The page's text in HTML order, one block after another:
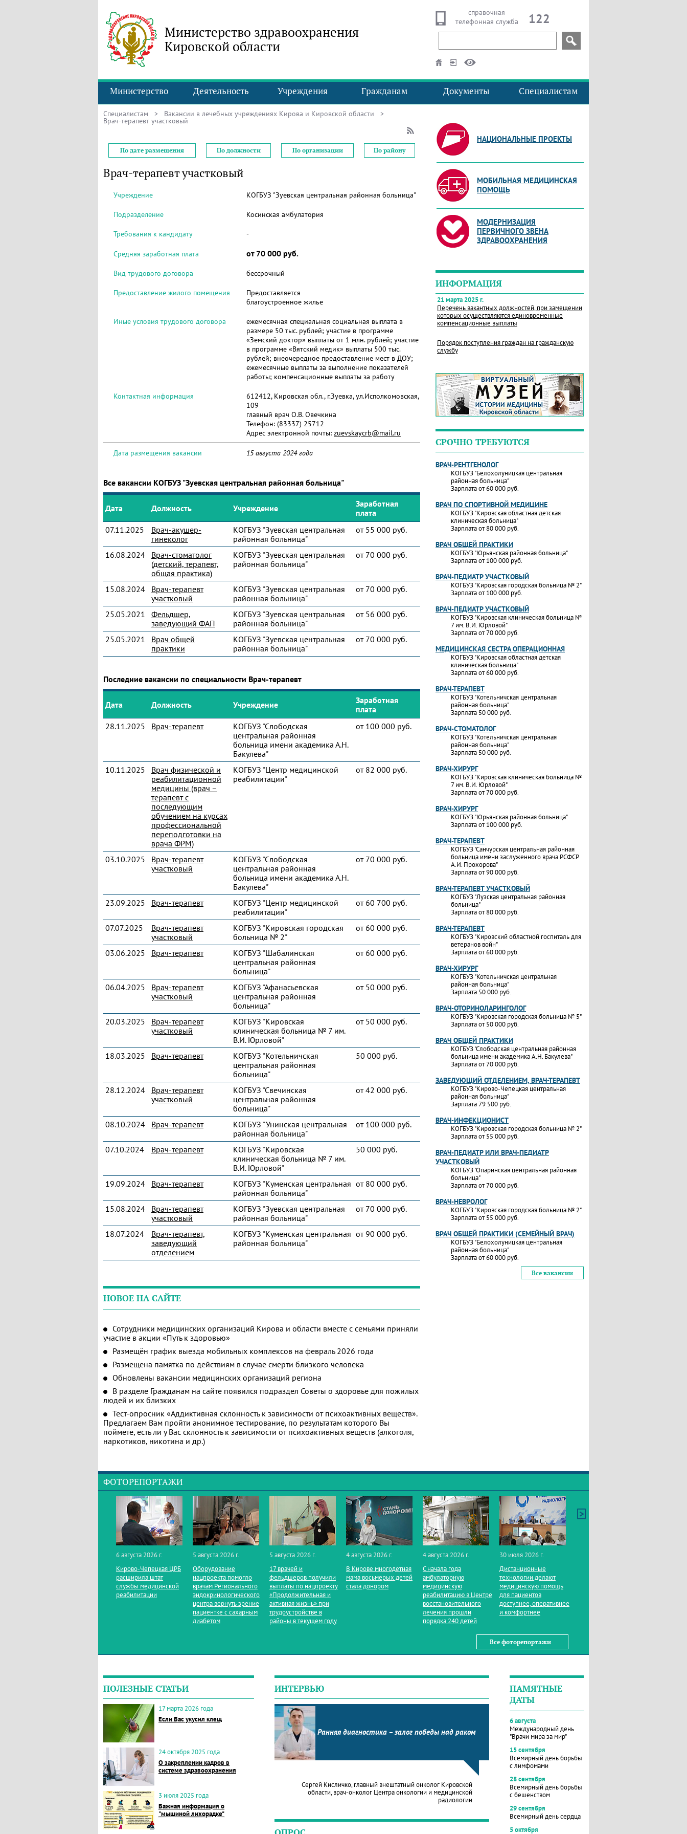
Министерство здравоохранения
Кировской области
справочная
телефонная служба
122
Министерство Деятельность Учреждения Гражданам Документы Специалистам
Специалистам > Вакансии в лечебных учреждениях Кирова и Кировской области >
Врач-терапевт участковый
По дате размещения По должности По организации По району
Врач-терапевт участковый
Учреждение КОГБУЗ "Зуевская центральная районная больница"
Подразделение Косинская амбулатория
Требования к кандидату -
Средняя заработная плата от 70 000 руб.
Вид трудового договора бессрочный
Предоставление жилого помещения
Предоставляется
благоустроенное жилье
Иные условия трудового договора
ежемесячная специальная социальная выплата в
размере 50 тыс. рублей; участие в программе
«Земский доктор» выплаты от 1 млн. рублей; участие
в программе «Вятский медик» выплаты 500 тыс.
рублей; внеочередное предоставление мест в ДОУ;
ежемесячные выплаты за выполнение показателей
работы; компенсационные выплаты за работу
Контактная информация
612412, Кировская обл., г.Зуевка, ул.Исполкомовская,
109
главный врач О.В. Овечкина
Телефон: (83337) 25712
Адрес электронной почты: zuevskaycrb@mail.ru
Дата размещения вакансии 15 августа 2024 года
Все вакансии КОГБУЗ "Зуевская центральная районная больница"
Дата Должность Учреждение
Заработная
плата
07.11.2025
Врач-акушер-
гинеколог
КОГБУЗ "Зуевская центральная
районная больница"
от 55 000 руб.
16.08.2024
Врач-стоматолог
(детский, терапевт,
общая практика)
КОГБУЗ "Зуевская центральная
районная больница"
от 70 000 руб.
15.08.2024
Врач-терапевт
участковый
КОГБУЗ "Зуевская центральная
районная больница"
от 70 000 руб.
25.05.2021
Фельдшер,
заведующий ФАП
КОГБУЗ "Зуевская центральная
районная больница"
от 56 000 руб.
25.05.2021
Врач общей
практики
КОГБУЗ "Зуевская центральная
районная больница"
от 70 000 руб.
Последние вакансии по специальности Врач-терапевт
Дата Должность Учреждение
Заработная
плата
28.11.2025
Врач-терапевт
КОГБУЗ "Слободская
центральная районная
больница имени академика А.Н.
Бакулева"
от 100 000 руб.
10.11.2025
Врач физической и
реабилитационной
медицины (врач –
терапевт с
последующим
обучением на курсах
профессиональной
переподготовки на
врача ФРМ)
КОГБУЗ "Центр медицинской
реабилитации"
от 82 000 руб.
03.10.2025
Врач-терапевт
участковый
КОГБУЗ "Слободская
центральная районная
больница имени академика А.Н.
Бакулева"
от 70 000 руб.
23.09.2025 Врач-терапевт
КОГБУЗ "Центр медицинской
реабилитации"
от 60 700 руб.
07.07.2025
Врач-терапевт
участковый
КОГБУЗ "Кировская городская
больница № 2"
от 60 000 руб.
03.06.2025 Врач-терапевт
КОГБУЗ "Шабалинская
центральная районная
больница"
от 60 000 руб.
06.04.2025
Врач-терапевт
участковый
КОГБУЗ "Афанасьевская
центральная районная
больница"
от 50 000 руб.
20.03.2025
Врач-терапевт
участковый
КОГБУЗ "Кировская
клиническая больница № 7 им.
В.И. Юрловой"
от 50 000 руб.
18.03.2025 Врач-терапевт
КОГБУЗ "Котельничская
центральная районная
больница"
50 000 руб.
28.12.2024
Врач-терапевт
участковый
КОГБУЗ "Свечинская
центральная районная
больница"
от 42 000 руб.
08.10.2024 Врач-терапевт
КОГБУЗ "Унинская центральная
районная больница"
от 100 000 руб.
07.10.2024 Врач-терапевт
КОГБУЗ "Кировская
клиническая больница № 7 им.
В.И. Юрловой"
50 000 руб.
19.09.2024 Врач-терапевт
КОГБУЗ "Куменская центральная
районная больница"
от 80 000 руб.
15.08.2024
Врач-терапевт
участковый
КОГБУЗ "Зуевская центральная
районная больница"
от 70 000 руб.
18.07.2024
Врач-терапевт,
заведующий
отделением
КОГБУЗ "Куменская центральная
районная больница"
от 90 000 руб.
НОВОЕ НА САЙТЕ
Сотрудники медицинских организаций Кирова и области вместе с семьями приняли
участие в акции «Путь к здоровью»
Размещён график выезда мобильных комплексов на февраль 2026 года
Размещена памятка по действиям в случае смерти близкого человека
Обновлены вакансии медицинских организаций региона
В разделе Гражданам на сайте появился подраздел Советы о здоровье для пожилых
людей и их близких
Тест-опросник «Аддиктивная склонность к зависимости от психоактивных веществ».
Предлагаем Вам пройти анонимное тестирование, по результатам которого Вы
поймете, есть ли у Вас склонность к зависимости от психоактивных веществ (алкоголя,
наркотиков, никотина и др.)
НАЦИОНАЛЬНЫЕ ПРОЕКТЫ
МОБИЛЬНАЯ МЕДИЦИНСКАЯ
ПОМОЩЬ
МОДЕРНИЗАЦИЯ
ПЕРВИЧНОГО ЗВЕНА
ЗДРАВООХРАНЕНИЯ
ИНФОРМАЦИЯ
21 марта 2025 г.
Перечень вакантных должностей, при замещении
которых осуществляются единовременные
компенсационные выплаты
Порядок поступления граждан на гражданскую
службу
СРОЧНО ТРЕБУЮТСЯ
ВРАЧ-РЕНТГЕНОЛОГ
КОГБУЗ "Белохолуницкая центральная
районная больница"
Зарплата от 60 000 руб.
ВРАЧ ПО СПОРТИВНОЙ МЕДИЦИНЕ
КОГБУЗ "Кировская областная детская
клиническая больница"
Зарплата от 80 000 руб.
ВРАЧ ОБЩЕЙ ПРАКТИКИ
КОГБУЗ "Юрьянская районная больница"
Зарплата от 100 000 руб.
ВРАЧ-ПЕДИАТР УЧАСТКОВЫЙ
КОГБУЗ "Кировская городская больница № 2"
Зарплата от 100 000 руб.
ВРАЧ-ПЕДИАТР УЧАСТКОВЫЙ
КОГБУЗ "Кировская клиническая больница №
7 им. В.И. Юрловой"
Зарплата от 70 000 руб.
МЕДИЦИНСКАЯ СЕСТРА ОПЕРАЦИОННАЯ
КОГБУЗ "Кировская областная детская
клиническая больница"
Зарплата от 60 000 руб.
ВРАЧ-ТЕРАПЕВТ
КОГБУЗ "Котельничская центральная
районная больница"
Зарплата 50 000 руб.
ВРАЧ-СТОМАТОЛОГ
КОГБУЗ "Котельничская центральная
районная больница"
Зарплата 50 000 руб.
ВРАЧ-ХИРУРГ
КОГБУЗ "Кировская клиническая больница №
7 им. В.И. Юрловой"
Зарплата от 70 000 руб.
ВРАЧ-ХИРУРГ
КОГБУЗ "Юрьянская районная больница"
Зарплата от 100 000 руб.
ВРАЧ-ТЕРАПЕВТ
КОГБУЗ "Санчурская центральная районная
больница имени заслуженного врача РСФСР
А.И. Прохорова"
Зарплата от 90 000 руб.
ВРАЧ-ТЕРАПЕВТ УЧАСТКОВЫЙ
КОГБУЗ "Лузская центральная районная
больница"
Зарплата от 80 000 руб.
ВРАЧ-ТЕРАПЕВТ
КОГБУЗ "Кировский областной госпиталь для
ветеранов войн"
Зарплата от 60 000 руб.
ВРАЧ-ХИРУРГ
КОГБУЗ "Котельничская центральная
районная больница"
Зарплата 50 000 руб.
ВРАЧ-ОТОРИНОЛАРИНГОЛОГ
КОГБУЗ "Кировская городская больница № 5"
Зарплата от 50 000 руб.
ВРАЧ ОБЩЕЙ ПРАКТИКИ
КОГБУЗ "Слободская центральная районная
больница имени академика А.Н. Бакулева"
Зарплата от 70 000 руб.
ЗАВЕДУЮЩИЙ ОТДЕЛЕНИЕМ, ВРАЧ-ТЕРАПЕВТ
КОГБУЗ "Кирово-Чепецкая центральная
районная больница"
Зарплата 79 500 руб.
ВРАЧ-ИНФЕКЦИОНИСТ
КОГБУЗ "Кировская городская больница № 2"
Зарплата от 55 000 руб.
ВРАЧ-ПЕДИАТР ИЛИ ВРАЧ-ПЕДИАТР
УЧАСТКОВЫЙ
КОГБУЗ "Опаринская центральная районная
больница"
Зарплата от 70 000 руб.
ВРАЧ-НЕВРОЛОГ
КОГБУЗ "Кировская городская больница № 2"
Зарплата от 55 000 руб.
ВРАЧ ОБЩЕЙ ПРАКТИКИ (СЕМЕЙНЫЙ ВРАЧ)
КОГБУЗ "Белохолуницкая центральная
районная больница"
Зарплата от 60 000 руб.
Все вакансии
ФОТОРЕПОРТАЖИ
6 августа 2026 г.
Кирово‑Чепецкая ЦРБ
расширила штат
службы медицинской
реабилитации
5 августа 2026 г.
Оборудование
нацпроекта помогло
врачам Регионального
эндокринологического
центра вернуть зрение
пациентке с сахарным
диабетом
5 августа 2026 г.
17 врачей и
фельдшеров получили
выплаты по нацпроекту
«Продолжительная и
активная жизнь» при
трудоустройстве в
районы в текущем году
4 августа 2026 г.
В Кирове многодетная
мама восьмерых детей
стала донором
4 августа 2026 г.
С начала года
амбулаторную
медицинскую
реабилитацию в Центре
восстановительного
лечения прошли
порядка 240 детей
30 июля 2026 г.
Дистанционные
технологии делают
медицинскую помощь
для пациентов
доступнее, оперативнее
и комфортнее
Все фоторепортажи
ПОЛЕЗНЫЕ СТАТЬИ
17 марта 2026 года
Если Вас укусил клещ
24 октября 2025 года
О закреплении кадров в
системе здравоохранения
3 июля 2025 года
Важная информация о
"мышиной лихорадке"
ИНТЕРВЬЮ
Ранняя диагностика – залог победы над раком
Сергей Кисличко, главный внештатный онколог Кировской
области, врач-онколог Центра онкологии и медицинской
радиологии
ПАМЯТНЫЕ
ДАТЫ
6 августа
Международный день
"Врачи мира за мир"
15 сентября
Всемирный день борьбы
с лимфомами
28 сентября
Всемирный день борьбы
с бешенством
29 сентября
Всемирный день сердца
5 октября